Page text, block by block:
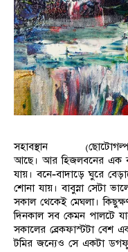
সহাবস্থান (ছোটোগল্প)
আছে। আর হিজলবনের এক
যায়। বনে-বাদাড়ে ঘুরে
শোনা যায়। বাবুস্না সেটা
সকাল থেকেই মেঘলা।
দিনকাল সব কেমন পালটে
সকালের ব্রেকফাস্টটা বেশ
টমির জন্যেও সে একটা